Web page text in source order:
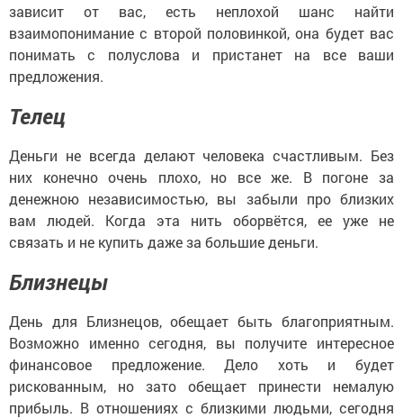
зависит от вас, есть неплохой шанс найти
взаимопонимание с второй половинкой, она будет вас
понимать с полуслова и пристанет на все ваши
предложения.
Телец
Деньги не всегда делают человека счастливым. Без
них конечно очень плохо, но все же. В погоне за
денежною независимостью, вы забыли про близких
вам людей. Когда эта нить оборвётся, ее уже не
связать и не купить даже за большие деньги.
Близнецы
День для Близнецов, обещает быть благоприятным.
Возможно именно сегодня, вы получите интересное
финансовое предложение. Дело хоть и будет
рискованным, но зато обещает принести немалую
прибыль. В отношениях с близкими людьми, сегодня